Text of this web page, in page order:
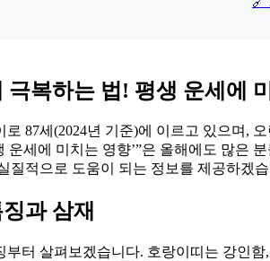
극복하는 법! 평생 운세에
87세(2024년 기준)에 이르고 있으며,
운세에 미치는 영향’”은 올해에도 많
질적으로 도움이 되는 정보를 제공하겠
과 삼재
부터 살펴보겠습니다. 호랑이띠는 강인